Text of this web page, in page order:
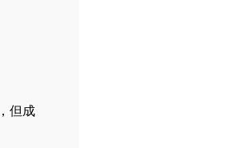
但成